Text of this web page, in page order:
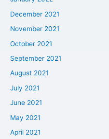
December 2021
November 2021
October 2021
September 2021
August 2021
July 2021
June 2021
May 2021
April 2021